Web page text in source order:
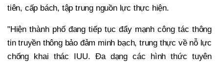
tiên, cấp bách, tập trung nguồn lực thực hiện.
"Hiện thành phố đang tiếp tục đẩy mạnh công tác thông
tin truyền thông bảo đảm minh bạch, trung thực về nỗ lực
chống khai thác IUU. Đa dạng các hình thức tuyên